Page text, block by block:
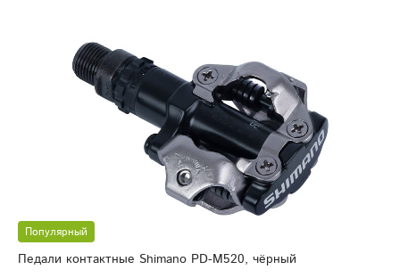
Популярный
Педали контактные Shimano PD-M520, чёрный